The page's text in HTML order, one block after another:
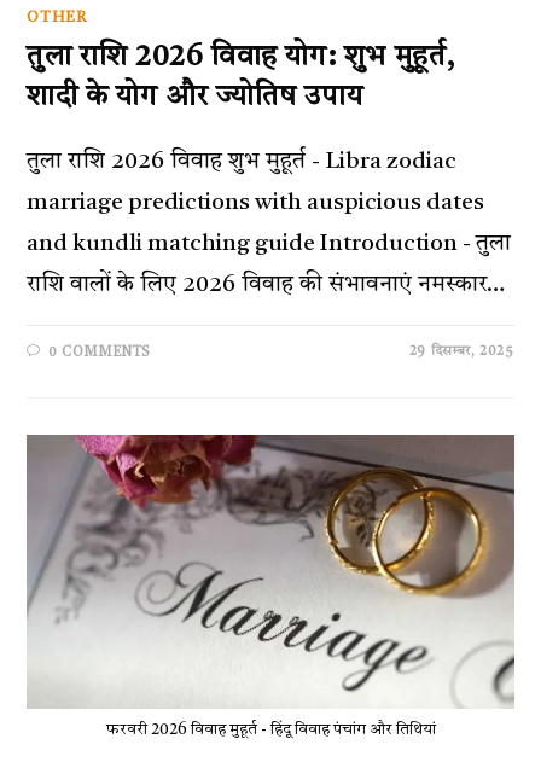
OTHER
तुला राशि 2026 विवाह योग: शुभ मुहूर्त,
शादी के योग और ज्योतिष उपाय
तुला राशि 2026 विवाह शुभ मुहूर्त - Libra zodiac
marriage predictions with auspicious dates
and kundli matching guide Introduction - तुला
राशि वालों के लिए 2026 विवाह की संभावनाएं नमस्कार…
0 COMMENTS 29 दिसम्बर, 2025
फरवरी 2026 विवाह मुहूर्त - हिंदू विवाह पंचांग और तिथियां